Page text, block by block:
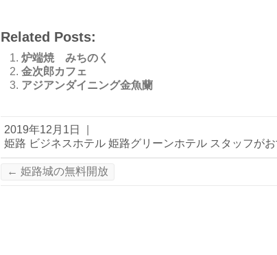
Related Posts:
炉端焼 みちのく
金次郎カフェ
アジアンダイニング金魚蘭
2019年12月1日
姫路 ビジネスホテル 姫路グリーンホテル スタッフが
← 姫路城の無料開放